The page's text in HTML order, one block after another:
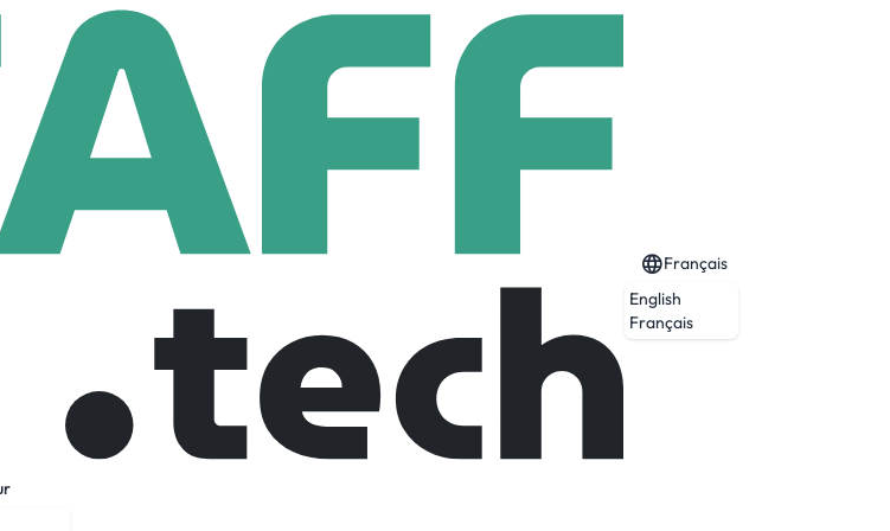
Français
English
Français
for beauty & wellness. Trusted by 30k+ salons, spas, medspas, barbershops,